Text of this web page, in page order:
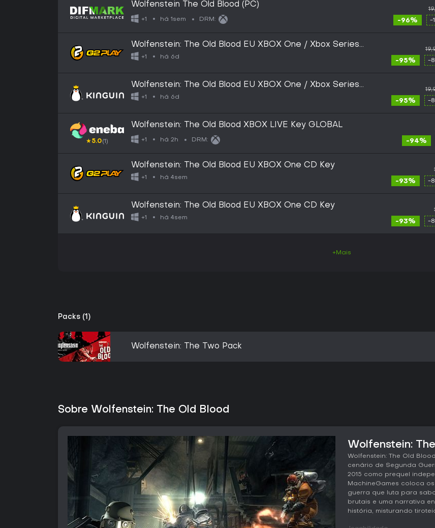
Wolfenstein The Old Blood (PC)
+1 há 1sem DRM: -96% -
Wolfenstein: The Old Blood EU XBOX One / Xbox Series
X|S CD Key
+1 há 6d
-95% -
Wolfenstein: The Old Blood EU XBOX One / Xbox Series
X|S CD Key
+1 há 6d
-95% -
★5.0(1)
Wolfenstein: The Old Blood XBOX LIVE Key GLOBAL
+1 há 2h DRM: -94%
Wolfenstein: The Old Blood EU XBOX One CD Key
+1 há 4sem
-93% -
Wolfenstein: The Old Blood EU XBOX One CD Key
+1 há 4sem
-93% -
+Mais
Packs (1)
Wolfenstein: The Two Pack
Sobre Wolfenstein: The Old Blood
Wolfenstein:
Wolfenstein: The Old
cenário de Segunda
2015 como prequel
MachineGames coloca
guerra que luta para
brutais e uma narrativa
história, misturando